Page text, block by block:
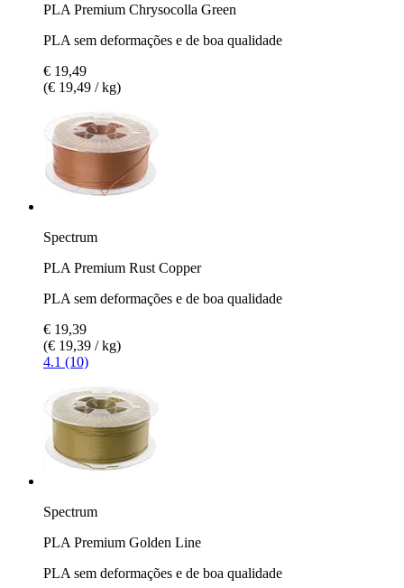
PLA Premium Chrysocolla Green
PLA sem deformações e de boa qualidade
€ 19,49
(€ 19,49 / kg)
Spectrum
PLA Premium Rust Copper
PLA sem deformações e de boa qualidade
€ 19,39
(€ 19,39 / kg)
4.1 (10)
Spectrum
PLA Premium Golden Line
PLA sem deformações e de boa qualidade